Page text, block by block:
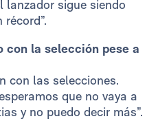
lanzador sigue siendo
con la selección pese a
con las selecciones.
que no vaya a
y no puedo decir más”.